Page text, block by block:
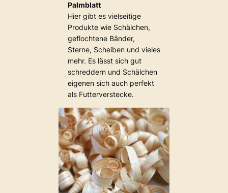
Palmblatt
Hier gibt es vielseitige
Produkte wie Schälchen,
geflochtene Bänder,
Sterne, Scheiben und vieles
mehr. Es lässt sich gut
schreddern und Schälchen
eigenen sich auch perfekt
als Futterverstecke.